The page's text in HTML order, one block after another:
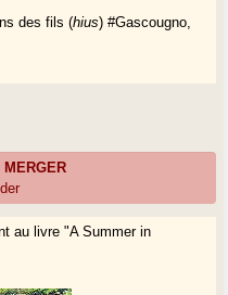
des fils (hius) #Gascougno,
au livre "A Summer in